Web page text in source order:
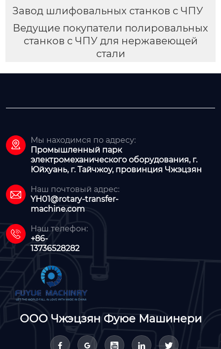
Завод шлифовальных станков с ЧПУ
Ведущие покупатели полировальных
станков с ЧПУ для нержавеющей
стали

Мы находимся по адресу:
Промышленный парк
электромеханического оборудования, г.
Юйхуань, г. Тайчжоу, провинция Чжэцзян

Наш почтовый адрес:
YH01@rotary-transfer-
machine.com

Наш телефон:
+86-
13736528282
ООО Чжэцзян Фуюе Машинери
    